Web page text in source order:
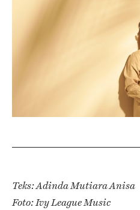
Teks: Adinda Mutiara Anisa
Foto: Ivy League Music